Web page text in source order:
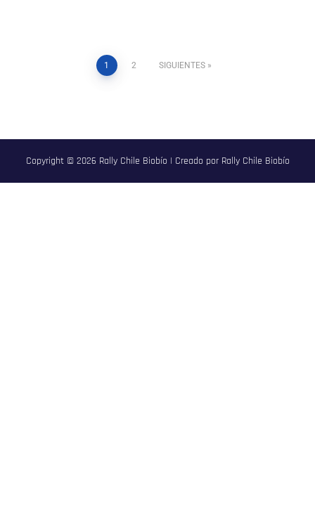
1 2 SIGUIENTES
Copyright © 2026 Rally Chile Biobío | Creado por Rally Chile Biobío